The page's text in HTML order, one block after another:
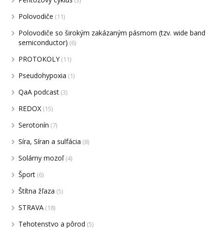
Polovodiče (11)
Polovodiče so širokým zakázaným pásmom (tzv. wide band
semiconductor) (6)
PROTOKOLY(11)
Pseudohypoxia (1)
QaA podcast (3)
REDOX (15)
Serotonín (7)
Síra, Síran a sulfácia (8)
Solárny mozoľ(4)
Šport (6)
Štítna žľaza (5)
STRAVA (18)
Tehotenstvo a pôrod (5)